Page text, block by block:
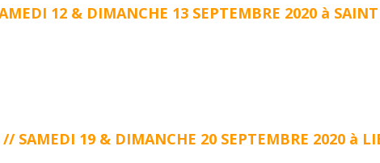
12 & DIMANCHE 13 SEPTEMBRE 2020 à SAINT
SAMEDI 19 & DIMANCHE 20 SEPTEMBRE 2020 à